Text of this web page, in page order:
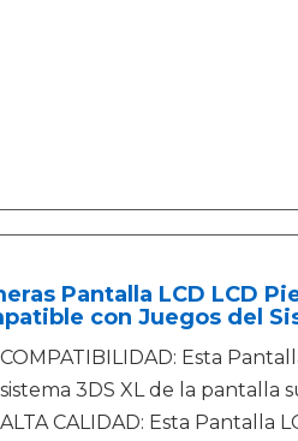
Pantalla LCD LCD
con Juegos del
COMPATIBILIDAD: Esta
sistema 3DS XL de la pantalla
ALTA CALIDAD: Esta Pantalla